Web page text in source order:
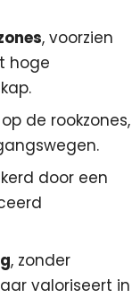
, voorzien
hoge
op de rookzones,
door een
, zonder
valoriseert in